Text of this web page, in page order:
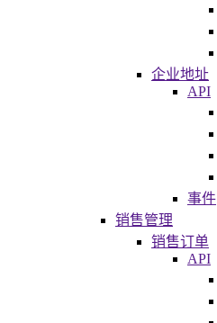
企业地址
API
事件
销售管理
销售订单
API